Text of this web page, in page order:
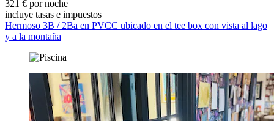
321 € por noche
incluye tasas e impuestos
Hermoso 3B / 2Ba en PVCC ubicado en el tee box con vista al lago
y a la montaña